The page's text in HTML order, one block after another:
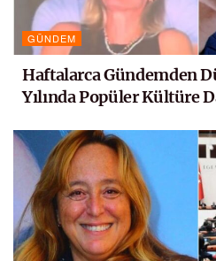
GÜNDEM
Haftalarca Gündemden
Yılında Popüler Kültüre